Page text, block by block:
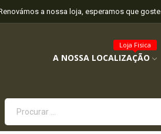
a nossa loja, esperamos que goste.
A NOSSA LOCALIZAÇÃO
Loja Fisica